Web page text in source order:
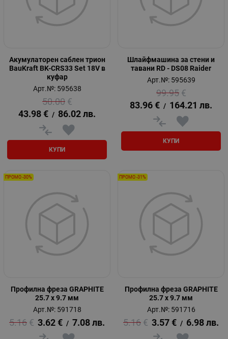
Акумулаторен саблен трион
BauKraft BK-CRS33 Set 18V в
куфар
Арт.№: 595638
50.00 €
43.98 € / 86.02 лв.
КУПИ
Шлайфмашина за стени и
тавани RD - DS08 Raider
Арт.№: 595639
99.95 €
83.96 € / 164.21 лв.
КУПИ
Профилна фреза GRAPHITE
25.7 x 9.7 мм
Арт.№: 591718
5.16 € 3.62 € / 7.08 лв.
ПРОМО -30%
Профилна фреза GRAPHITE
25.7 x 9.7 мм
Арт.№: 591716
5.16 € 3.57 € / 6.98 лв.
ПРОМО -31%